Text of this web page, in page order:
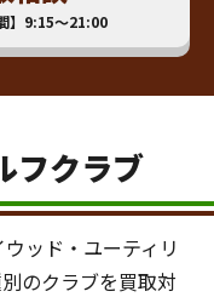
】9:15～21:00
フクラブ
ッド・ユーティリ
のクラブを買取対